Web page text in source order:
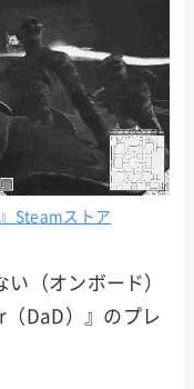
Steamストア
（オンボード）
DaD）』のプレ